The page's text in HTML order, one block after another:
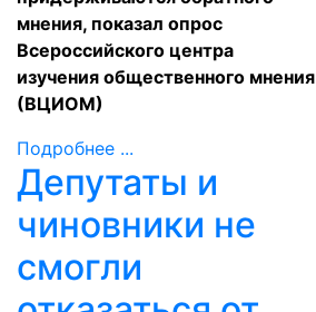
мнения, показал опрос
Всероссийского центра
изучения общественного мнения
(ВЦИОМ)
Подробнее ...
Депутаты и
чиновники не
смогли